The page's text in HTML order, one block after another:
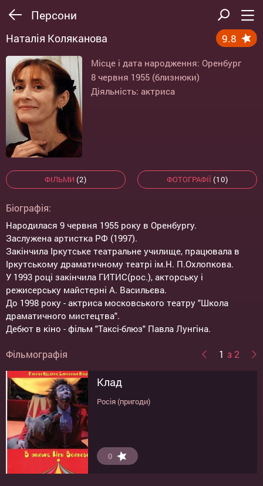
Персони
Наталія Коляканова 9.8
Місце і дата народження: Оренбург
8 червня 1955 (близнюки)
Діяльність: актриса
ФІЛЬМИ (2) ФОТОГРАФІЇ(10)
Біографія:
Народилася 9 червня 1955 року в Оренбургу.
Заслужена артистка РФ (1997).
Закінчила Іркутське театральне училище, працювала в
Іркутському драматичному театрі ім.Н. П.Охлопкова.
У 1993 році закінчила ГИТИС(рос.), акторську і
режисерську майстерні А. Васильєва.
До 1998 року - актриса московського театру "Школа
драматичного мистецтва".
Дебют в кіно - фільм "Таксі-блюз" Павла Лунгіна.
Фільмографія 1 з 2
Клад
Росія (пригоди)
0
Гра в шиндай
Росія (бойовик)
5.5